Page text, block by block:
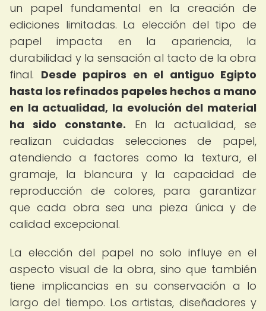
un papel fundamental en la creación de
ediciones limitadas. La elección del tipo de
papel impacta en la apariencia, la
durabilidad y la sensación al tacto de la obra
final. Desde papiros en el antiguo Egipto
hasta los refinados papeles hechos a mano
en la actualidad, la evolución del material
ha sido constante. En la actualidad, se
realizan cuidadas selecciones de papel,
atendiendo a factores como la textura, el
gramaje, la blancura y la capacidad de
reproducción de colores, para garantizar
que cada obra sea una pieza única y de
calidad excepcional.
La elección del papel no solo influye en el
aspecto visual de la obra, sino que también
tiene implicancias en su conservación a lo
largo del tiempo. Los artistas, diseñadores y